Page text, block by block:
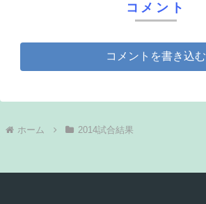
コメント
コメントを書き込む
ホーム 2014試合結果